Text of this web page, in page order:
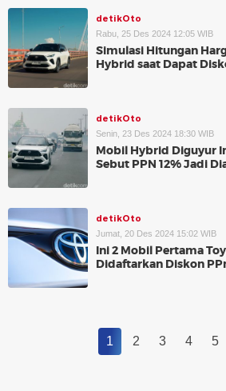
detikOto
Rabu, 25 Des 2024 12:05 WIB
Simulasi Hitungan
Hybrid saat Dapat
detikOto
Senin, 23 Des 2024 18:30 WIB
Mobil Hybrid Diguyur
Sebut PPN 12% Jadi
detikOto
Jumat, 20 Des 2024 15:02 WIB
Ini 2 Mobil Pertama
Didaftarkan Diskon
1 2 3 4 5